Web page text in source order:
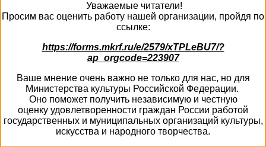
Уважаемые читатели!
Просим вас оценить работу нашей организации, пройдя по
ссылке:
https://forms.mkrf.ru/e/2579/xTPLeBU7/?
ap_orgcode=223907
Ваше мнение очень важно не только для нас, но для
Министерства культуры Российской Федерации.
Оно поможет получить независимую и честную
оценку удовлетворенности граждан России работой
государственных и муниципальных организаций культуры,
искусства и народного творчества.